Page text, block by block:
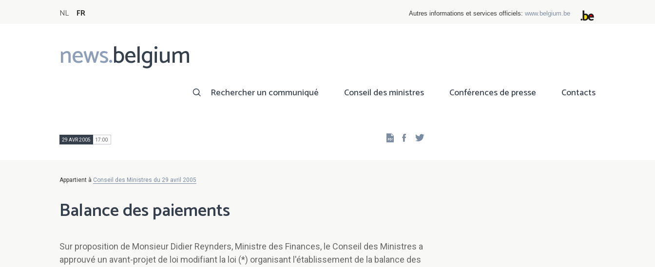
NL FR Autres informations et services officiels: www.belgium.be
news.belgium
Main
navigation
Rechercher un communiqué Conseil des ministres Conférences de presse Contacts
29 AVR 2005 17:00 Facebook
Appartient à Conseil des Ministres du 29 avril 2005
Balance des paiements
Sur proposition de Monsieur Didier Reynders, Ministre des Finances, le Conseil des Ministres a
approuvé un avant-projet de loi modifiant la loi (*) organisant l'établissement de la balance des